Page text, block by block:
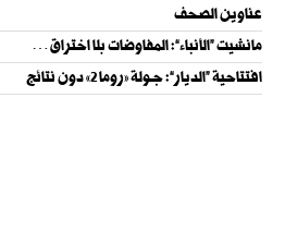
عناوين الصحف
مانشيت “الأنباء”: المفاوضات بلا اختراق…
افتتاحية “الديار”: جــولة «روما 2» دون نتائج